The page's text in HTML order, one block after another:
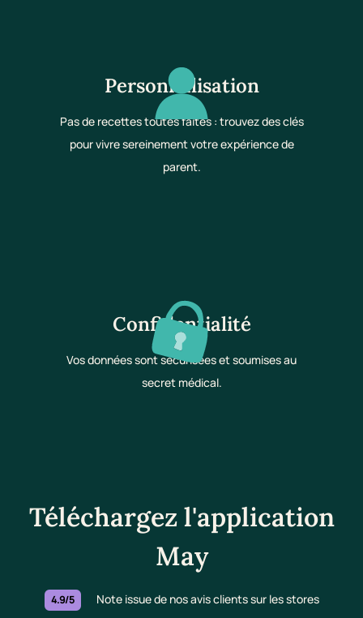
Personnalisation
Pas de recettes toutes faites : trouvez des clés
pour vivre sereinement votre expérience de
parent.
Confidentialité
Vos données sont sécurisées et soumises au
secret médical.
Téléchargez l'application
May
4.9/5 Note issue de nos avis clients sur les stores